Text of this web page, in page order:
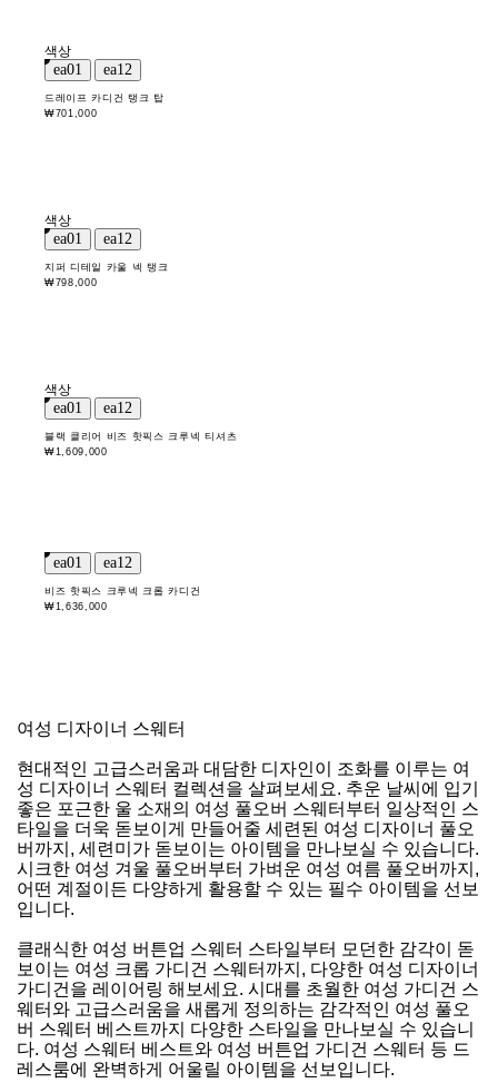
색상
드레이프 카디건 탱크 탑
₩701,000
색상
지퍼 디테일 카울 넥 탱크
₩798,000
색상
블랙 클리어 비즈 핫픽스 크루넥 티셔츠
₩1,609,000
비즈 핫픽스 크루넥 크롭 카디건
₩1,636,000
여성 디자이너 스웨터
현대적인 고급스러움과 대담한 디자인이 조화를 이루는 여
성 디자이너 스웨터 컬렉션을 살펴보세요. 추운 날씨에 입기
좋은 포근한 울 소재의 여성 풀오버 스웨터부터 일상적인 스
타일을 더욱 돋보이게 만들어줄 세련된 여성 디자이너 풀오
버까지, 세련미가 돋보이는 아이템을 만나보실 수 있습니다.
시크한 여성 겨울 풀오버부터 가벼운 여성 여름 풀오버까지,
어떤 계절이든 다양하게 활용할 수 있는 필수 아이템을 선보
입니다.
클래식한 여성 버튼업 스웨터 스타일부터 모던한 감각이 돋
보이는 여성 크롭 가디건 스웨터까지, 다양한 여성 디자이너
가디건을 레이어링 해보세요. 시대를 초월한 여성 가디건 스
웨터와 고급스러움을 새롭게 정의하는 감각적인 여성 풀오
버 스웨터 베스트까지 다양한 스타일을 만나보실 수 있습니
다. 여성 스웨터 베스트와 여성 버튼업 가디건 스웨터 등 드
레스룸에 완벽하게 어울릴 아이템을 선보입니다.